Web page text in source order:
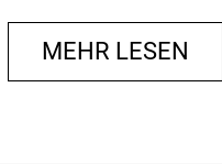
unterstützt den
Schutz bieten.
MEHR LESEN